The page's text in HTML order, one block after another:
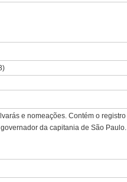
e nomeações. Contém o registro
da capitania de São Paulo.